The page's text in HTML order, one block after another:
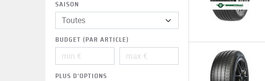
SAISON
BUDGET (PAR ARTICLE)
PLUS D'OPTIONS